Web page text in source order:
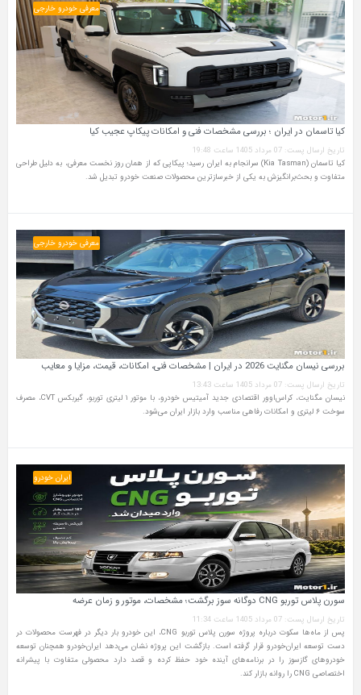
معرفی خودرو خارجی
کیا تاسمان در ایران ؛ بررسی مشخصات فنی و امکانات پیکاپ عجیب کیا
تاریخ ارسال پست: 07 مرداد 1405 ساعت 19:48
کیا تاسمان (Kia Tasman) سرانجام به ایران رسید؛ پیکاپی که از همان روز نخست معرفی، به دلیل طراحی
متفاوت و بحث‌برانگیزش به یکی از خبرسازترین محصولات صنعت خودرو تبدیل شد.
معرفی خودرو خارجی
بررسی نیسان مگنایت 2026 در ایران | مشخصات فنی، امکانات، قیمت، مزایا و معایب
تاریخ ارسال پست: 07 مرداد 1405 ساعت 13:43
نیسان مگنایت، کراس‌اوور اقتصادی جدید آمیتیس خودرو، با موتور ۱ لیتری توربو، گیربکس CVT، مصرف
سوخت ۶ لیتری و امکانات رفاهی مناسب وارد بازار ایران می‌شود.
ایران خودرو
سورن پلاس توربو CNG دوگانه سوز برگشت؛ مشخصات، موتور و زمان عرضه
تاریخ ارسال پست: 07 مرداد 1405 ساعت 11:34
پس از ماه‌ها سکوت درباره پروژه سورن پلاس توربو CNG، این خودرو بار دیگر در فهرست محصولات در
دست توسعه ایران‌خودرو قرار گرفته است. بازگشت این پروژه نشان می‌دهد ایران‌خودرو همچنان توسعه
خودروهای گازسوز را در برنامه‌های آینده خود حفظ کرده و قصد دارد محصولی متفاوت با پیشرانه
اختصاصی CNG را روانه بازار کند.